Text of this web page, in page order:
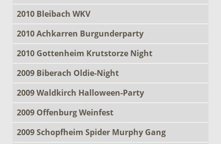
2010 Bleibach WKV
2010 Achkarren Burgunderparty
2010 Gottenheim Krutstorze Night
2009 Biberach Oldie-Night
2009 Waldkirch Halloween-Party
2009 Offenburg Weinfest
2009 Schopfheim Spider Murphy Gang